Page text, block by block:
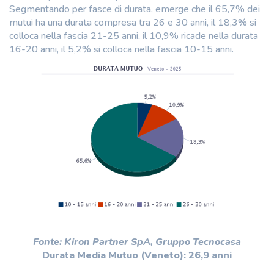
Segmentando per fasce di durata, emerge che il 65,7% dei
mutui ha una durata compresa tra 26 e 30 anni, il 18,3% si
colloca nella fascia 21-25 anni, il 10,9% ricade nella durata
16-20 anni, il 5,2% si colloca nella fascia 10-15 anni.
Fonte: Kiron Partner SpA, Gruppo Tecnocasa
Durata Media Mutuo (Veneto): 26,9 anni